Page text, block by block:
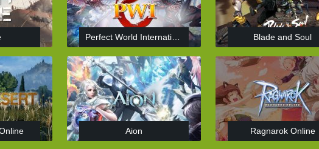
Perfect World International Blade and Soul
Aion Ragnarok Online